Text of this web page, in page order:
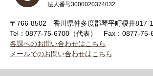
法人番号3000020374032
〒766-8502 香川県仲多度郡琴平町榎井817-
Tel：0877-75-6700（代表）
Fax：0877-75-
各課へのお問い合わせはこちら
メールでのお問い合わせはこちら